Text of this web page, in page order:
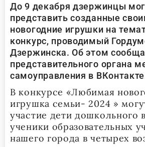
До 9 декабря дзержинцы
представить созданные
новогодние игрушки на
конкурс, проводимый
Дзержинска. Об этом
представительного органа
самоуправления в
В конкурсе «Любимая
игрушка семьи- 2024 »
участие дети дошкольного
ученики образовательных
нашего города в четырех